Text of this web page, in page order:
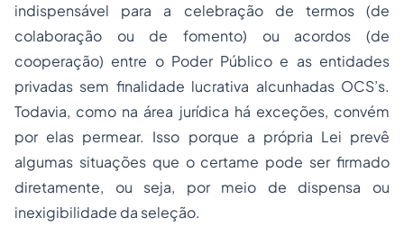
indispensável para a celebração de termos (de
colaboração ou de fomento) ou acordos (de
cooperação) entre o Poder Público e as entidades
privadas sem finalidade lucrativa alcunhadas OCS’s.
Todavia, como na área jurídica há exceções, convém
por elas permear. Isso porque a própria Lei prevê
algumas situações que o certame pode ser firmado
diretamente, ou seja, por meio de dispensa ou
inexigibilidade da seleção.